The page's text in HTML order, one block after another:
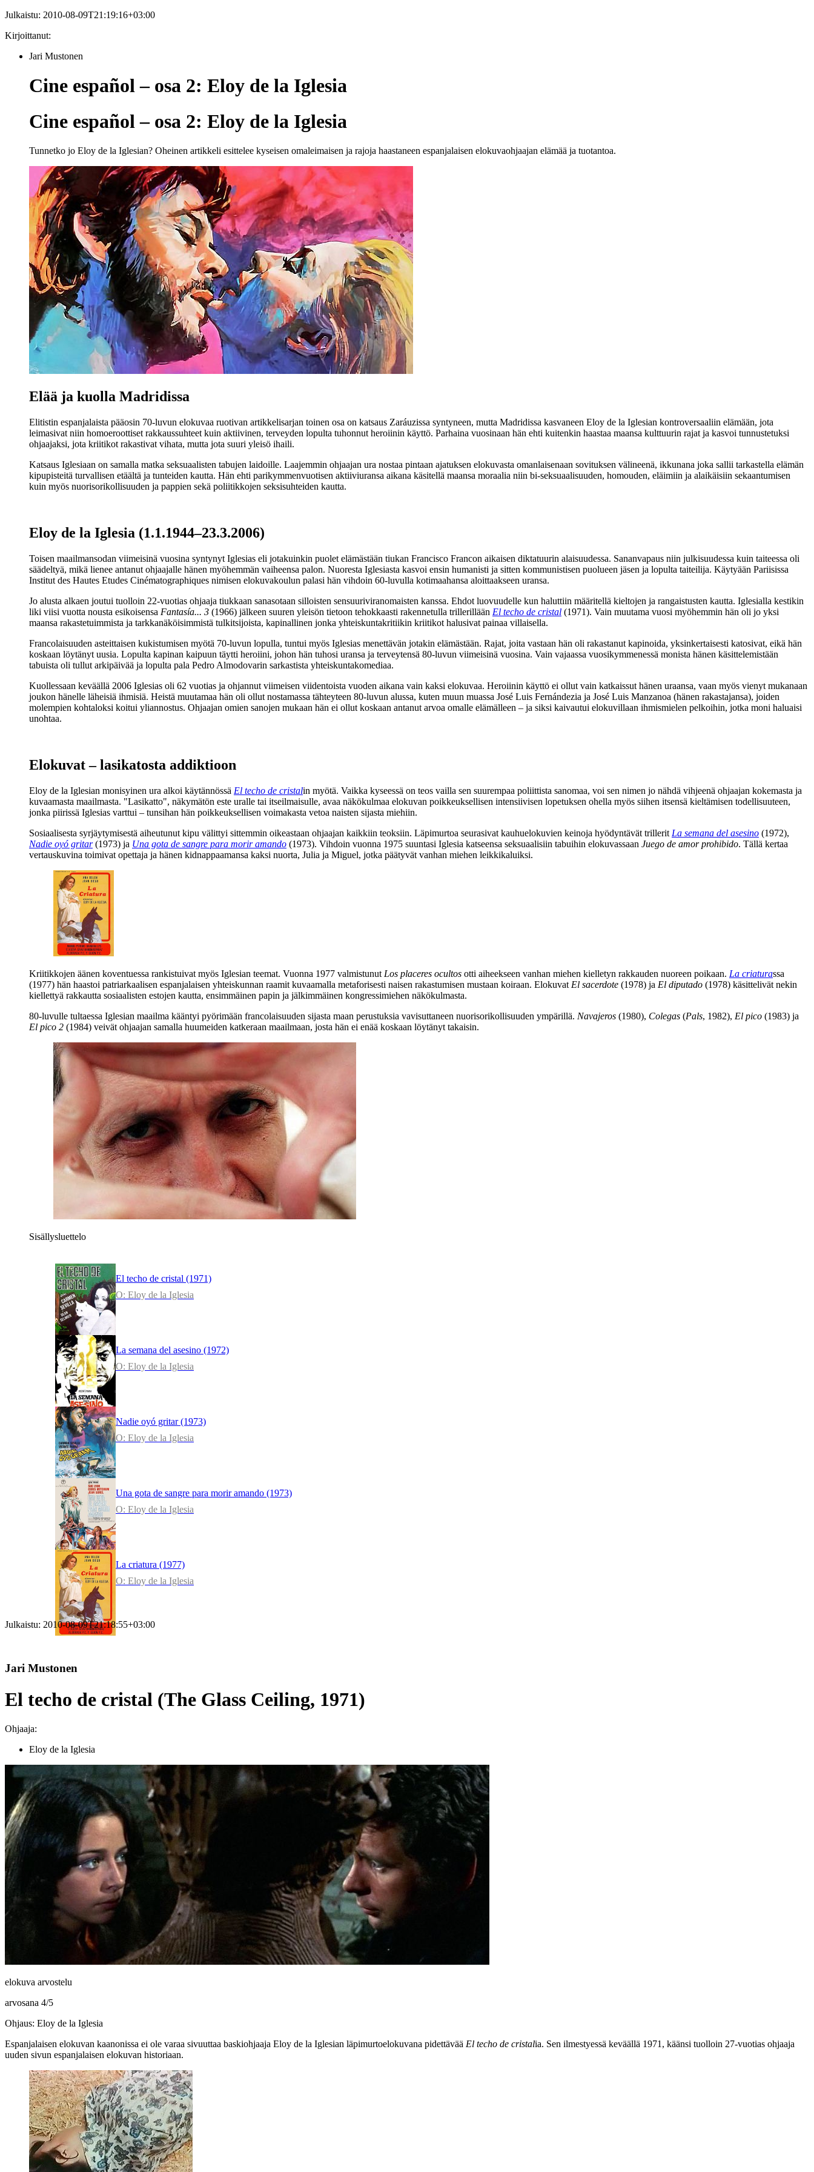
Julkaistu: 2010-08-09T21:19:16+03:00
Kirjoittanut:
Jari Mustonen
Cine español – osa 2: Eloy de la Iglesia
Cine español – osa 2: Eloy de la Iglesia
Tunnetko jo Eloy de la Iglesian? Oheinen artikkeli esittelee kyseisen omaleimaisen ja rajoja haastaneen espanjalaisen elokuvaohjaajan elämää ja tuotantoa.
Elää ja kuolla Madridissa
Elitistin espanjalaista pääosin 70‑luvun elokuvaa ruotivan artikkelisarjan toinen osa on katsaus Zaráuzissa syntyneen, mutta Madridissa kasvaneen Eloy de la Iglesian kontroversaaliin elämään, jota
leimasivat niin homoeroottiset rakkaussuhteet kuin aktiivinen, terveyden lopulta tuhonnut heroiinin käyttö. Parhaina vuosinaan hän ehti kuitenkin haastaa maansa kulttuurin rajat ja kasvoi tunnustetuksi
ohjaajaksi, jota kriitikot rakastivat vihata, mutta jota suuri yleisö ihaili.
Katsaus Iglesiaan on samalla matka seksuaalisten tabujen laidoille. Laajemmin ohjaajan ura nostaa pintaan ajatuksen elokuvasta omanlaisenaan sovituksen välineenä, ikkunana joka sallii tarkastella elämän
kipupisteitä turvallisen etäältä ja tunteiden kautta. Hän ehti parikymmenvuotisen aktiiviuransa aikana käsitellä maansa moraalia niin bi‑seksuaalisuuden, homouden, eläimiin ja alaikäisiin sekaantumisen
kuin myös nuorisorikollisuuden ja pappien sekä poliitikkojen seksisuhteiden kautta.
Eloy de la Iglesia (1.1.1944–23.3.2006)
Toisen maailmansodan viimeisinä vuosina syntynyt Iglesias eli jotakuinkin puolet elämästään tiukan Francisco Francon aikaisen diktatuurin alaisuudessa. Sananvapaus niin julkisuudessa kuin taiteessa oli
säädeltyä, mikä lienee antanut ohjaajalle hänen myöhemmän vaiheensa palon. Nuoresta Iglesiasta kasvoi ensin humanisti ja sitten kommunistisen puolueen jäsen ja lopulta taiteilija. Käytyään Pariisissa
Institut des Hautes Etudes Cinématographiques nimisen elokuvakoulun palasi hän vihdoin 60‑luvulla kotimaahansa aloittaakseen uransa.
Jo alusta alkaen joutui tuolloin 22‑vuotias ohjaaja tiukkaan sanasotaan silloisten sensuuriviranomaisten kanssa. Ehdot luovuudelle kun haluttiin määritellä kieltojen ja rangaistusten kautta. Iglesialla kestikin
liki viisi vuotta nousta esikoisensa Fantasía... 3 (1966) jälkeen suuren yleisön tietoon tehokkaasti rakennetulla trillerillään El techo de cristal (1971). Vain muutama vuosi myöhemmin hän oli jo yksi
maansa rakastetuimmista ja tarkkanäköisimmistä tulkitsijoista, kapinallinen jonka yhteiskuntakritiikin kriitikot halusivat painaa villaisella.
Francolaisuuden asteittaisen kukistumisen myötä 70‑luvun lopulla, tuntui myös Iglesias menettävän jotakin elämästään. Rajat, joita vastaan hän oli rakastanut kapinoida, yksinkertaisesti katosivat, eikä hän
koskaan löytänyt uusia. Lopulta kapinan kaipuun täytti heroiini, johon hän tuhosi uransa ja terveytensä 80‑luvun viimeisinä vuosina. Vain vajaassa vuosikymmenessä monista hänen käsittelemistään
tabuista oli tullut arkipäivää ja lopulta pala Pedro Almodovarin sarkastista yhteiskuntakomediaa.
Kuollessaan keväällä 2006 Iglesias oli 62 vuotias ja ohjannut viimeisen viidentoista vuoden aikana vain kaksi elokuvaa. Heroiinin käyttö ei ollut vain katkaissut hänen uraansa, vaan myös vienyt mukanaan
joukon hänelle läheisiä ihmisiä. Heistä muutamaa hän oli ollut nostamassa tähteyteen 80‑luvun alussa, kuten muun muassa José Luis Fernándezia ja José Luis Manzanoa (hänen rakastajansa), joiden
molempien kohtaloksi koitui yliannostus. Ohjaajan omien sanojen mukaan hän ei ollut koskaan antanut arvoa omalle elämälleen – ja siksi kaivautui elokuvillaan ihmismielen pelkoihin, jotka moni haluaisi
unohtaa.
Elokuvat – lasikatosta addiktioon
Eloy de la Iglesian monisyinen ura alkoi käytännössä El techo de cristalin myötä. Vaikka kyseessä on teos vailla sen suurempaa poliittista sanomaa, voi sen nimen jo nähdä vihjeenä ohjaajan kokemasta ja
kuvaamasta maailmasta. "Lasikatto", näkymätön este uralle tai itseilmaisulle, avaa näkökulmaa elokuvan poikkeuksellisen intensiivisen lopetuksen ohella myös siihen itsensä kieltämisen todellisuuteen,
jonka piirissä Iglesias varttui – tunsihan hän poikkeuksellisen voimakasta vetoa naisten sijasta miehiin.
Sosiaalisesta syrjäytymisestä aiheutunut kipu välittyi sittemmin oikeastaan ohjaajan kaikkiin teoksiin. Läpimurtoa seurasivat kauhuelokuvien keinoja hyödyntävät trillerit La semana del asesino (1972),
Nadie oyó gritar(1973) ja Una gota de sangre para morir amando (1973). Vihdoin vuonna 1975 suuntasi Iglesia katseensa seksuaalisiin tabuihin elokuvassaan Juego de amor prohibido. Tällä kertaa
vertauskuvina toimivat opettaja ja hänen kidnappaamansa kaksi nuorta, Julia ja Miguel, jotka päätyvät vanhan miehen leikkikaluiksi.
Kriitikkojen äänen koventuessa rankistuivat myös Iglesian teemat. Vuonna 1977 valmistunut Los placeres ocultos otti aiheekseen vanhan miehen kielletyn rakkauden nuoreen poikaan. La criaturassa
(1977) hän haastoi patriarkaalisen espanjalaisen yhteiskunnan raamit kuvaamalla metaforisesti naisen rakastumisen mustaan koiraan. Elokuvat El sacerdote (1978) ja El diputado (1978) käsittelivät nekin
kiellettyä rakkautta sosiaalisten estojen kautta, ensimmäinen papin ja jälkimmäinen kongressimiehen näkökulmasta.
80‑luvulle tultaessa Iglesian maailma kääntyi pyörimään francolaisuuden sijasta maan perustuksia vavisuttaneen nuorisorikollisuuden ympärillä. Navajeros (1980), Colegas (Pals, 1982), El pico (1983) ja
El pico 2 (1984) veivät ohjaajan samalla huumeiden katkeraan maailmaan, josta hän ei enää koskaan löytänyt takaisin.
Sisällysluettelo
El techo de cristal (1971)
O: Eloy de la Iglesia
La semana del asesino (1972)
O: Eloy de la Iglesia
Nadie oyó gritar (1973)
O: Eloy de la Iglesia
Una gota de sangre para morir amando (1973)
O: Eloy de la Iglesia
La criatura (1977)
O: Eloy de la Iglesia
Julkaistu: 2010-08-09T21:18:55+03:00
Jari Mustonen
El techo de cristal (The Glass Ceiling, 1971)
Ohjaaja:
Eloy de la Iglesia
elokuva arvostelu
arvosana 4/5
Ohjaus: Eloy de la Iglesia
Espanjalaisen elokuvan kaanonissa ei ole varaa sivuuttaa baskiohjaaja Eloy de la Iglesian läpimurtoelokuvana pidettävää El techo de cristalia. Sen ilmestyessä keväällä 1971, käänsi tuolloin 27‑vuotias ohjaaja
uuden sivun espanjalaisen elokuvan historiaan.